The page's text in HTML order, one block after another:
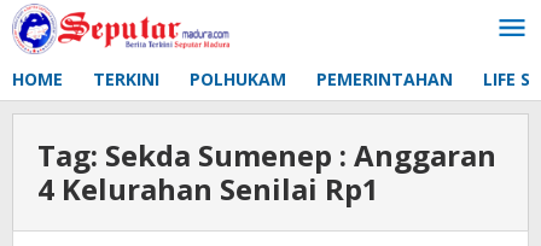
Lewati
ke
HOME TERKINI POLHUKAM PEMERINTAHAN LIFE
Tag: Sekda Sumenep : Anggaran
4 Kelurahan Senilai Rp1